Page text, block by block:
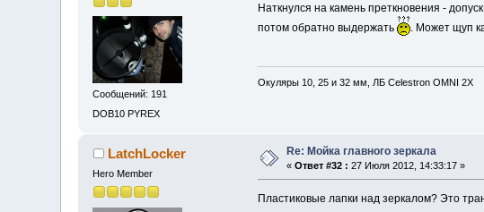
Сообщений: 191
DOB10 PYREX
Наткнулся на камень преткновения -
потом обратно выдержать
. Может щуп
Окуляры 10, 25 и 32 мм, ЛБ Celestron OMNI 2X
LatchLocker
Hero Member
Re: Мойка главного зеркала
«Ответ #32 : 27 Июля 2012, 14:33:17 »
Пластиковые лапки над зеркалом? Это